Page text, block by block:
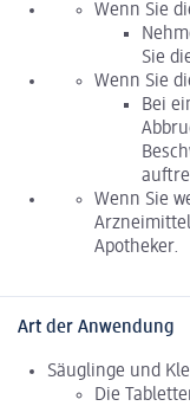
Wenn Sie
Sie
Wenn Sie
Bei
Wenn Sie
Apotheker.
Art der Anwendung
Säuglinge und
Die